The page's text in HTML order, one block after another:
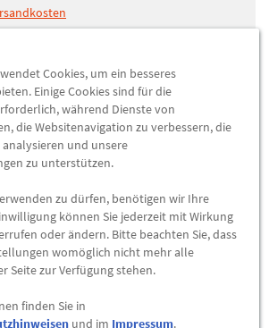
MwSt.
Standorten
HINZUFÜGEN
cyber-Wear Heidelberg GmbH |
|
Cookies, um ein besseres
Einige Cookies sind für die
während Dienste von
die Websitenavigation zu verbessern, die
und unsere
zu unterstützen.
zu dürfen, benötigen wir Ihre
können Sie jederzeit mit Wirkung
oder ändern. Bitte beachten Sie, dass
womöglich nicht mehr alle
Seite zur Verfügung stehen.
finden Sie in
und im Impressum.